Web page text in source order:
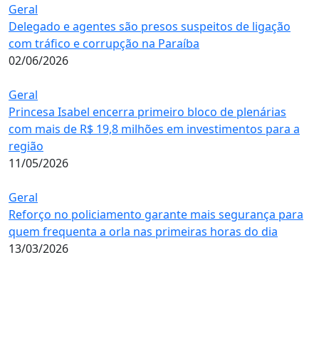
Geral
Delegado e agentes são presos suspeitos de ligação
com tráfico e corrupção na Paraíba
02/06/2026
Geral
Princesa Isabel encerra primeiro bloco de plenárias
com mais de R$ 19,8 milhões em investimentos para a
região
11/05/2026
Geral
Reforço no policiamento garante mais segurança para
quem frequenta a orla nas primeiras horas do dia
13/03/2026